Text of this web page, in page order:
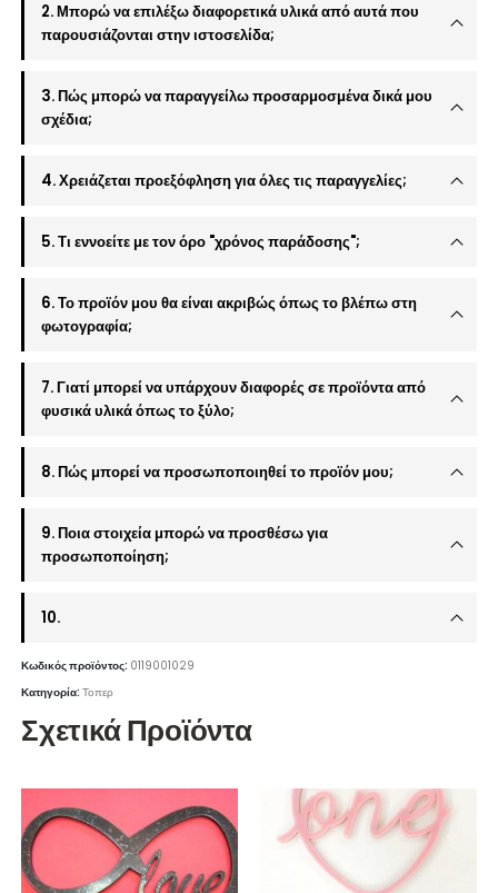
2. Μπορώ να επιλέξω διαφορετικά υλικά από αυτά που
παρουσιάζονται στην ιστοσελίδα;
3. Πώς μπορώ να παραγγείλω προσαρμοσμένα δικά μου
σχέδια;
4. Χρειάζεται προεξόφληση για όλες τις παραγγελίες;
5. Τι εννοείτε με τον όρο "χρόνος παράδοσης";
6. Το προϊόν μου θα είναι ακριβώς όπως το βλέπω στη
φωτογραφία;
7. Γιατί μπορεί να υπάρχουν διαφορές σε προϊόντα από
φυσικά υλικά όπως το ξύλο;
8. Πώς μπορεί να προσωποποιηθεί το προϊόν μου;
9. Ποια στοιχεία μπορώ να προσθέσω για
προσωποποίηση;
10.
Κωδικός προϊόντος: 0119001029
Κατηγορία:Τοπερ
Σχετικά Προϊόντα